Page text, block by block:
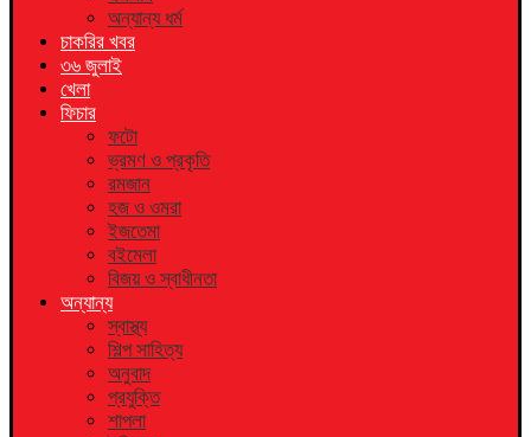
অন্যান্য ধর্ম
চাকরির খবর
৩৬ জুলাই
খেলা
ফিচার
ফটো
ভ্রমণ ও প্রকৃতি
রমজান
হজ ও ওমরা
ইজতেমা
বইমেলা
বিজয় ও স্বাধীনতা
অন্যান্য
স্বাস্থ্য
শিল্প সাহিত্য
অনুবাদ
প্রযুক্তি
শাপলা